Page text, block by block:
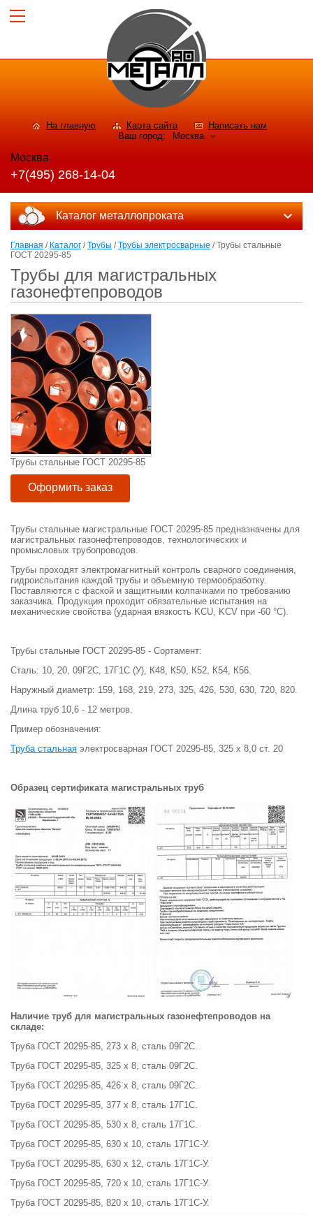
На главную Карта сайта
Написать нам
Ваш город:
Москва
Москва
+7(495) 268-14-04
Каталог металлопроката
Главная / Каталог /Трубы /Трубы электросварные / Трубы стальные
ГОСТ 20295-85
Трубы для магистральных
газонефтепроводов
Трубы стальные ГОСТ 20295-85
Оформить заказ
Трубы стальные магистральные ГОСТ 20295-85 предназначены для
магистральных газонефтепроводов, технологических и
промысловых трубопроводов.
Трубы проходят электромагнитный контроль сварного соединения,
гидроиспытания каждой трубы и объемную термообработку.
Поставляются с фаской и защитными колпачками по требованию
заказчика. Продукция проходит обязательные испытания на
механические свойства (ударная вязкость KCU, KCV при -60 °C).
Трубы стальные ГОСТ 20295-85 - Сортамент:
Сталь: 10, 20, 09Г2С, 17Г1С (У), К48, К50, К52, К54, К56.
Наружный диаметр: 159, 168, 219, 273, 325, 426, 530, 630, 720, 820.
Длина труб 10,6 - 12 метров.
Пример обозначения:
Труба стальная электросварная ГОСТ 20295-85, 325 х 8,0 ст. 20
Образец сертификата магистральных труб
Наличие труб для магистральных газонефтепроводов на
складе:
Труба ГОСТ 20295-85, 273 х 8, сталь 09Г2С.
Труба ГОСТ 20295-85, 325 х 8, сталь 09Г2С.
Труба ГОСТ 20295-85, 426 х 8, сталь 09Г2С.
Труба ГОСТ 20295-85, 377 х 8, сталь 17Г1С.
Труба ГОСТ 20295-85, 530 х 8, сталь 17Г1С.
Труба ГОСТ 20295-85, 630 х 10, сталь 17Г1С-У.
Труба ГОСТ 20295-85, 630 х 12, сталь 17Г1С-У.
Труба ГОСТ 20295-85, 720 х 10, сталь 17Г1С-У.
Труба ГОСТ 20295-85, 820 х 10, сталь 17Г1С-У.